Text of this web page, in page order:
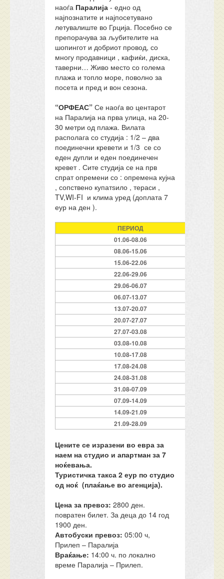
наоѓа Паралија - едно од
најпознатите и најпосетувано
летувалиште во Грција. Посебно се
препорачува за љубителите на
шопингот и добриот провод, со
многу продавници , кафиќи, диска,
таверни… Живо место со голема
плажа и топло море, поволно за
посета и пред и вон сезона.
“ОРФЕАС”Се наоѓа во центарот
на Паралија на прва улица, на 20-
30 метри од плажа. Вилата
располага со студија : 1/2 – два
поединечни кревети и 1/3 се со
еден дупли и еден поединечен
кревет . Сите студија се на прв
спрат опремени со : опремена кујна
, сопствено купатѕило , тераси ,
TV,WI-FI и клима уред (доплата 7
еур на ден ).
ПЕРИОД
01.06-08.06
08.06-15.06
15.06-22.06
22.06-29.06
29.06-06.07
06.07-13.07
13.07-20.07
20.07-27.07
27.07-03.08
03.08-10.08
10.08-17.08
17.08-24.08
24.08-31.08
31.08-07.09
07.09-14.09
14.09-21.09
21.09-28.09
Цените се изразени во евра за
наем на студио и апартман за 7
ноќевања.
Туристичка такса 2 еур по студио
од ноќ (плаќање во агенција).
Цена за превоз: 2800 ден.
повратен билет. За деца до 14 год
1900 ден.
Автобуски превоз:05:00 ч,
Прилеп – Паралија
Враќање: 14:00 ч. по локално
време Паралија – Прилеп.